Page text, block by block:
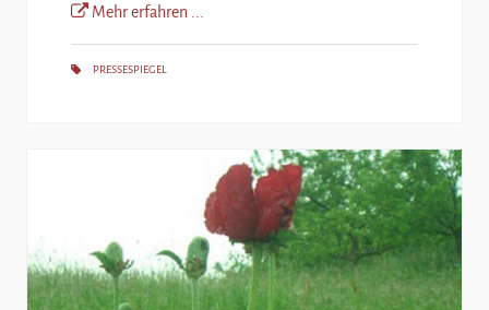
Mehr erfahren ...
PRESSESPIEGEL